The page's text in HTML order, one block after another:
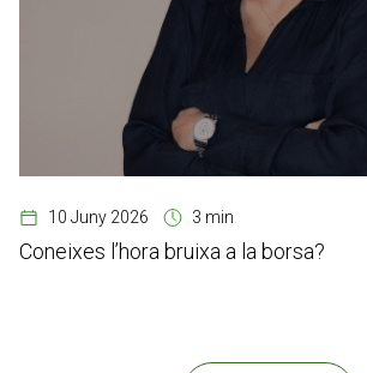
10 Juny 2026 3 min
Coneixes l’hora bruixa a la borsa?